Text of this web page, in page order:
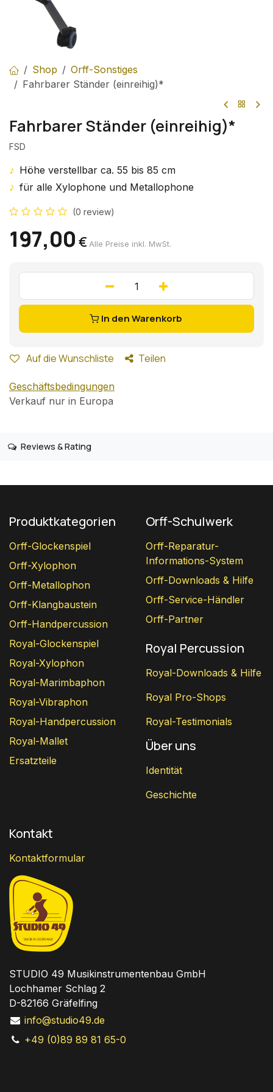
Shop
Orff-Sonstiges
Fahrbarer Ständer (einreihig)*
Fahrbarer Ständer (einreihig)*
FSD
♪ Höhe verstellbar ca. 55 bis 85 cm
♪ für alle Xylophone und Metallophone
(0 review)
197,00 € Alle Preise inkl. MwSt.
In den Warenkorb
Auf die Wunschliste Teilen
Geschäftsbedingungen
Verkauf nur in Europa
Reviews & Rating
Produktkategorien
Orff-Glockenspiel
Orff-Xylophon
Orff-Metallophon
Orff-Klangbaustein
Orff-Handpercussion
Royal-Glockenspiel
Royal-Xylophon
Royal-Marimbaphon
Royal-Vibraphon
Royal-Handpercussion
Royal-Mallet
Ersatzteile
Orff-Schulwerk
Orff-Reparatur-
Informations-System
Orff-Downloads & Hilfe
Orff-Service-Händler
Orff-Partner
Royal Percussion
Royal-Downloads & Hilfe
Royal Pro-Shops
Royal-Testimonials
Über uns
Identität
Geschichte
Kontakt
Kontaktformular
STUDIO 49 Musikinstrumentenbau GmbH
Lochhamer Schlag 2
D-82166 Gräfelfing
info@studio49.de
+49 (0)89 89 81 65-0